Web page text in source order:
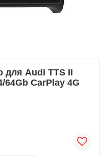
для Audi TTS II
64Gb CarPlay 4G